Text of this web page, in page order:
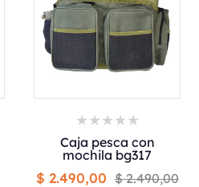
Caja pesca con
mochila bg317
$ 2.490,00 $ 2.490,00